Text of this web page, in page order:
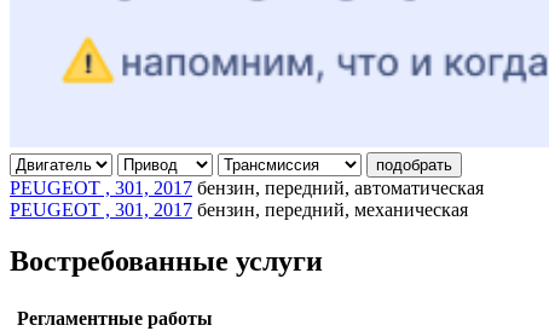
подобрать
PEUGEOT , 301, 2017 бензин, передний, автоматическая
PEUGEOT , 301, 2017 бензин, передний, механическая
Востребованные услуги
Регламентные работы